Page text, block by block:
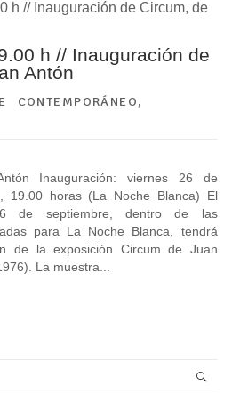
h // Inauguración de
Antón
CONTEMPORÁNEO,
Inauguración: viernes 26 de
19.00 horas (La Noche Blanca) El
de septiembre, dentro de las
para La Noche Blanca, tendrá
de la exposición Circum de Juan
La muestra...